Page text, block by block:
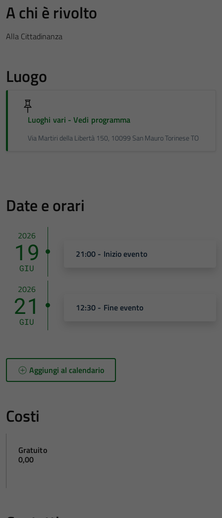
A chi è rivolto
Alla Cittadinanza
Luogo
Luoghi vari - Vedi programma
Via Martiri della Libertà 150, 10099 San Mauro Torinese TO
Date e orari
2026
19
GIU
21:00 - Inizio evento
2026
21
GIU
12:30 - Fine evento
Aggiungi al calendario
Costi
Gratuito
0,00